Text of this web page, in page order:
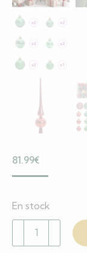
81.99€
En stock
quantité